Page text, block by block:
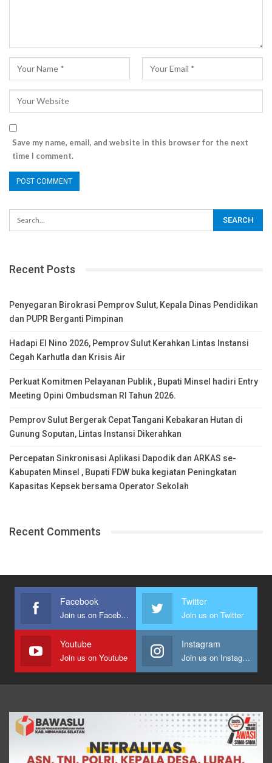
Save my name, email, and website in this browser for the next
time I comment.
Recent Posts
Penyegaran Birokrasi Pemprov Sulut, Kepala Dinas Pendidikan
dan PUPR Berganti Pimpinan
Hadapi El Nino 2026, Pemprov Sulut Kerahkan Lintas Instansi
Cegah Karhutla dan Krisis Air
Perkuat Komitmen Pelayanan Publik , Bupati Minsel hadiri Entry
Meeting Opini Ombudsman RI Tahun 2026.
Pemprov Sulut Bergerak Cepat Tangani Kebakaran Hutan di
Gunung Soputan, Lintas Instansi Dikerahkan
Percepatan Sinkronisasi Aplikasi Dapodik dan ARKAS se-
Kabupaten Minsel , Bupati FDW buka kegiatan Peningkatan
Kapasitas Kepsek bersama Operator Sekolah
Recent Comments
Facebook
Join us on Facebook
Twitter
Join us on Twitter
Youtube
Join us on Youtube
Instagram
Join us on Instagram